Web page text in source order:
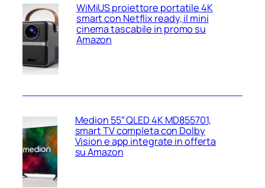
WiMiUS proiettore portatile 4K
smart con Netflix ready, il mini
cinema tascabile in promo su
Amazon
Medion 55″ QLED 4K MD855701,
smart TV completa con Dolby
Vision e app integrate in offerta
su Amazon